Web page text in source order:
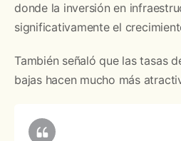
donde la inversión en
significativamente el
También señaló que las tasas
bajas hacen mucho más